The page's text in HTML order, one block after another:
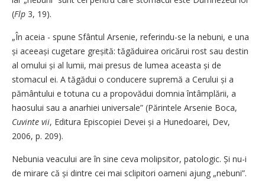
(Flp 3, 19).
„În aceia - spune Sfântul Arsenie, referindu-se la nebuni, e una
și aceeași cugetare greșită: tăgăduirea oricărui rost sau destin
al omului și al lumii, mai presus de lumea aceasta și de
stomacul ei. A tăgădui o conducere supremă a Cerului și a
pământului e totuna cu a propovădui domnia întâmplării, a
haosului sau a anarhiei universale” (Părintele Arsenie Boca,
Cuvinte vii, Editura Episcopiei Devei și a Hunedoarei, Dev,
2006, p. 209).
Nebunia veacului are în sine ceva molipsitor, patologic. Și nu-i
de mirare că și dintre cei mai sclipitori oameni ajung „nebuni”.